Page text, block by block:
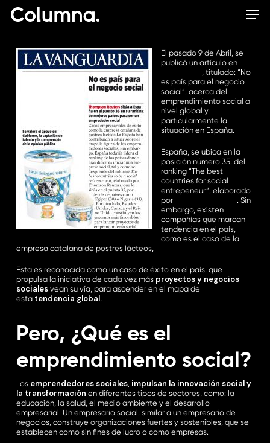
main
El pasado 9 de Abril, se
publicó un artículo en
, titulado: “No
es país para el negocio
social”, acerca del
emprendimiento social a
nivel global y
particularmente la
situación en España.
España, se ubica en la
posición número 35, del
ranking “The best
countries for social
entrepeneur”, elaborado
por
. Sin
embargo, existen
compañías que marcan
tendencia en el país,
como es el caso de la
empresa catalana de postres lácteos,
Esta es reconocida como un caso de éxito en el país, que
propulsa la iniciativa de cada vez más proyectos y negocios
socialesvean su vía, para ascender en el mapa de
esta tendencia global.
Pero, ¿Qué es el
emprendimiento social?
Los emprendedores sociales, impulsan la innovación social y
la transformación en diferentes tipos de sectores, como: la
educación, la salud, el medio ambiente y el desarrollo
empresarial. Un empresario social, similar a un empresario de
negocios, construye organizaciones fuertes y sostenibles, que se
establecen como sin fines de lucro o como empresas.